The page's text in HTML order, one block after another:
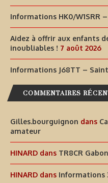
Informations HK0/W1SRR
Aidez à offrir aux enfants
inoubliables ! 7 août 2026
Informations J68TT –
COMMENTAIRES
Gilles.bourguignon dans
amateur
HINARD dans TR8CR Gabon
HINARD dans Informations